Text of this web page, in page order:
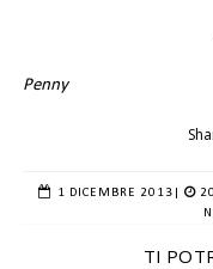
Penny
1 DICEMBRE 2013
TI